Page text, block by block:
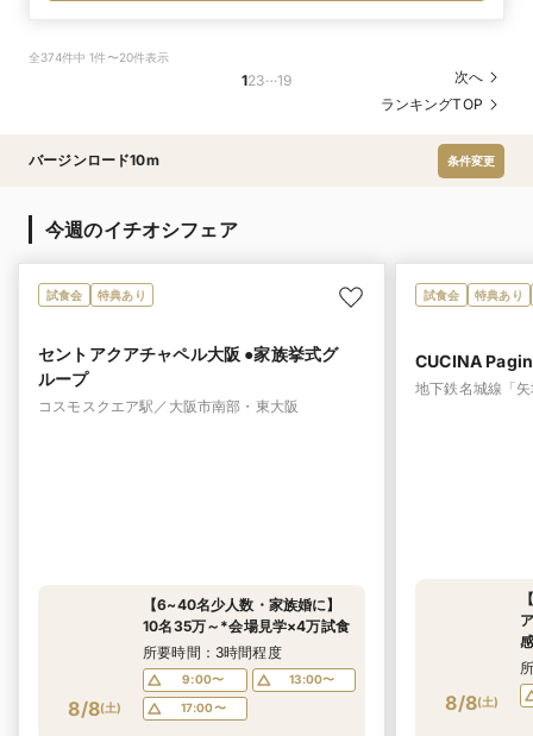
ました
全374件中 1件〜20件表示
123…19
次へ
ランキングTOP
バージンロード10m 条件変更
今週のイチオシフェア
試食会 特典あり
セントアクアチャペル大阪 ●家族挙式グ
ループ
コスモスクエア駅／大阪市南部・東大阪
8/8(土)
【6~40名少人数・家族婚に】
10名35万～*会場見学×4万試食
所要時間：3時間程度
9:00〜
13:00〜
17:00〜
試食会 特典あり
CUCINA
地下鉄名城線「
8/8(土)